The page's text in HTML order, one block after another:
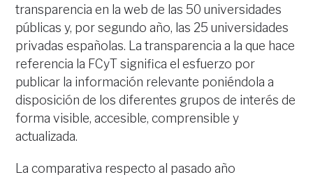
transparencia en la web de las 50 universidades
públicas y, por segundo año, las 25 universidades
privadas españolas. La transparencia a la que hace
referencia la FCyT significa el esfuerzo por
publicar la información relevante poniéndola a
disposición de los diferentes grupos de interés de
forma visible, accesible, comprensible y
actualizada.
La comparativa respecto al pasado año